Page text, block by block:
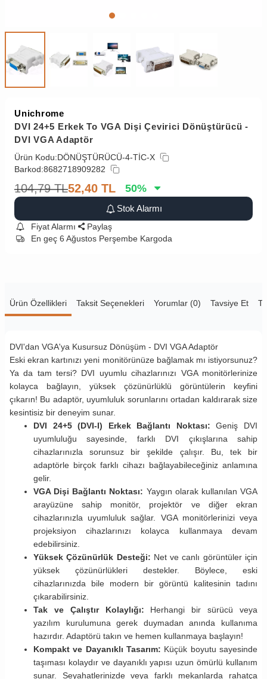
Unichrome
DVI 24+5 Erkek To VGA Dişi Çevirici Dönüştürücü -
DVI VGA Adaptör
Ürün Kodu:DÖNÜŞTÜRÜCÜ-4-TİC-X
Barkod:8682718909282
104,79 TL52,40 TL 50%
Stok Alarmı
Fiyat Alarmı
Paylaş
En geç 6 Ağustos Perşembe Kargoda
Ürün Özellikleri Taksit Seçenekleri Yorumlar (0) Tavsiye Et
DVI'dan VGA'ya Kusursuz Dönüşüm - DVI VGA Adaptör
Eski ekran kartınızı yeni monitörünüze bağlamak mı istiyorsunuz?
Ya da tam tersi? DVI uyumlu cihazlarınızı VGA monitörlerinize
kolayca bağlayın, yüksek çözünürlüklü görüntülerin keyfini
çıkarın! Bu adaptör, uyumluluk sorunlarını ortadan kaldırarak size
kesintisiz bir deneyim sunar.
DVI 24+5 (DVI-I) Erkek Bağlantı Noktası: Geniş DVI
uyumluluğu sayesinde, farklı DVI çıkışlarına sahip
cihazlarınızla sorunsuz bir şekilde çalışır. Bu, tek bir
adaptörle birçok farklı cihazı bağlayabileceğiniz anlamına
gelir.
VGA Dişi Bağlantı Noktası: Yaygın olarak kullanılan VGA
arayüzüne sahip monitör, projektör ve diğer ekran
cihazlarınızla uyumluluk sağlar. VGA monitörlerinizi veya
projeksiyon cihazlarınızı kolayca kullanmaya devam
edebilirsiniz.
Yüksek Çözünürlük Desteği: Net ve canlı görüntüler için
yüksek çözünürlükleri destekler. Böylece, eski
cihazlarınızda bile modern bir görüntü kalitesinin tadını
çıkarabilirsiniz.
Tak ve Çalıştır Kolaylığı: Herhangi bir sürücü veya
yazılım kurulumuna gerek duymadan anında kullanıma
hazırdır. Adaptörü takın ve hemen kullanmaya başlayın!
Kompakt ve Dayanıklı Tasarım: Küçük boyutu sayesinde
taşıması kolaydır ve dayanıklı yapısı uzun ömürlü kullanım
sunar. Seyahatlerinizde veya farklı mekanlarda rahatça